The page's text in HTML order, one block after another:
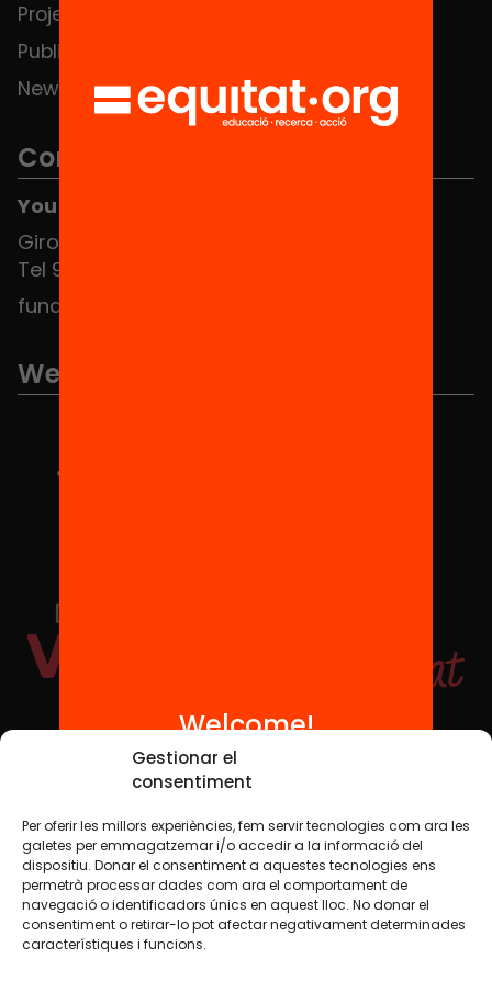
Gestionar el
consentiment
Per oferir les millors experiències, fem servir tecnologies com ara les
galetes per emmagatzemar i/o accedir a la informació del
dispositiu. Donar el consentiment a aquestes tecnologies ens
permetrà processar dades com ara el comportament de
navegació o identificadors únics en aquest lloc. No donar el
consentiment o retirar-lo pot afectar negativament determinades
característiques i funcions.
Projects
Publications and videos
News
Contact
You can find us at the Social HUB
Girona 34, interior 08010 Barcelona
Tel 934 588 700
fundacio@equitat.org
We are part of...
Social Media
TW YTB IG FB IN
Legal NoticeCookie Policy
Welcome!